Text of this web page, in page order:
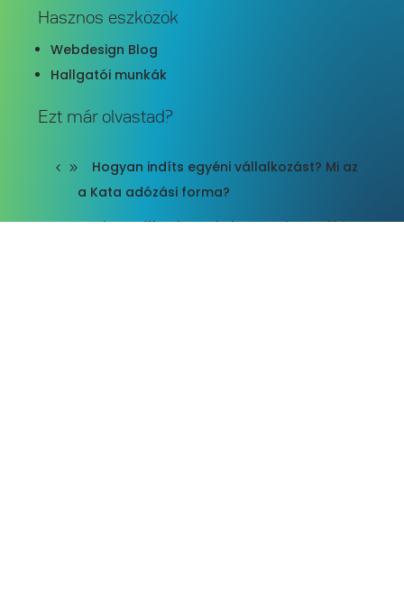
Hasznos eszközök
Webdesign Blog
Hallgatói munkák
Ezt már olvastad?
Hogyan indíts egyéni vállalkozást? Mi az
a Kata adózási forma?
Mi az a #hashtag és hogyan használd?